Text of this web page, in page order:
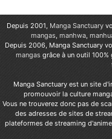
Depuis 2001, Manga Sanctuary
mangas, manhwa,
Depuis 2006, Manga Sanctuary
mangas grâce à un outil
Manga Sanctuary est un site
promouvoir la culture
Vous ne trouverez donc pas de
des adresses de sites de
plateformes de streaming